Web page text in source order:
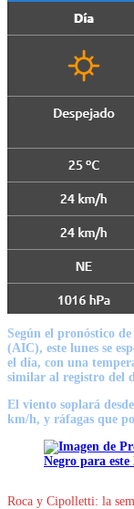
Según el pronóstico
(AIC), este lunes se
el día, con una
similar al registro del
El viento soplará
km/h, y ráfagas que
Roca y Cipolletti: la